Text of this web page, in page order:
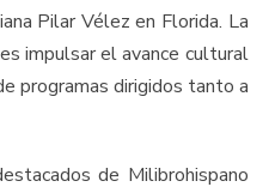
Pilar Vélez en Florida. La
impulsar el avance cultural
programas dirigidos tanto a
de Milibrohispano